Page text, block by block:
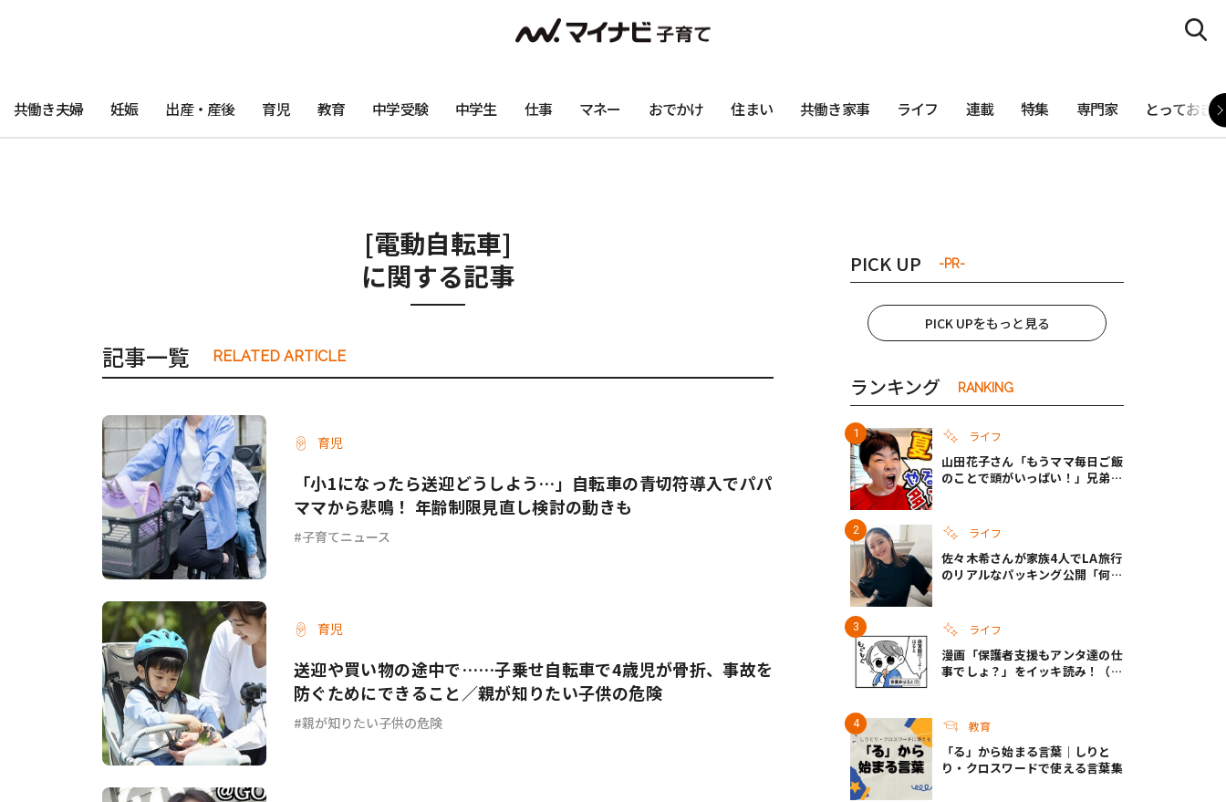
#ワンオペ育児 #コミックエッセイ #共働き夫婦 #産休 #育休
#渡邊大地の令和的ワーパパ道 #ベビーニュース
共働き夫婦 妊娠 出産・産後 育児 教育 中学受験 中学生 仕事 マネー おでかけ 住まい 共働き家事 ライフ 連載 特集 専門家 とっておき
[電動自転車]
に関する記事
記事一覧 RELATED ARTICLE
育児
「小1になったら送迎どうしよう…」自転車の青切符導入でパパ
ママから悲鳴！ 年齢制限見直し検討の動きも
子育てニュース
育児
送迎や買い物の途中で……子乗せ自転車で4歳児が骨折、事故を
防ぐためにできること／親が知りたい子供の危険
親が知りたい子供の危険
PICK UP -PR-
PICK UPをもっと見る
ランキング RANKING
ライフ
山田花子さん「もうママ毎日ご飯
のことで頭がいっぱい！」兄弟夏
ライフ
佐々木希さんが家族4人でLA旅行
のリアルなパッキング公開「何が
ライフ
漫画「保護者支援もアンタ達の仕
事でしょ？」をイッキ読み！（右
教育
「る」から始まる言葉｜しりと
り・クロスワードで使える言葉集